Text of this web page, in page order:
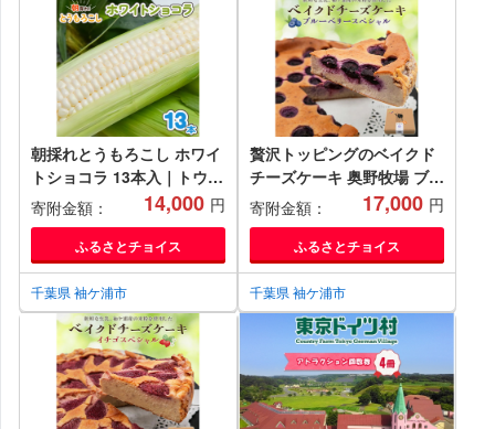
朝採れとうもろこし ホワイ
トショコラ 13本入｜トウモ
ロコシ スイートコーン 野菜
[0389ch]
寄附金額： 14,000 円
ふるさとチョイス
千葉県 袖ケ浦市
贅沢トッピングのベイクド
チーズケーキ 奥野牧場 ブル
ーベリースペシャル ホール
(大)｜米粉 グルテンフリー
チーズ ケーキ スイーツ フ
ルーツ ミルク 牧場 ギフト
お祝い 袖ケ浦 [0493]
寄附金額： 17,000 円
ふるさとチョイス
千葉県 袖ケ浦市